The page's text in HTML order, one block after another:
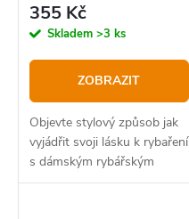
355 Kč
Skladem >3 ks
ZOBRAZIT
Objevte stylový způsob jak
vyjádřit svoji lásku k rybaření
s dámským rybářským
tričkem Delphin QUEEN